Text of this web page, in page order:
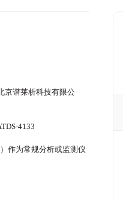
京谱莱析科技有限公
4133
作为常规分析或监测仪